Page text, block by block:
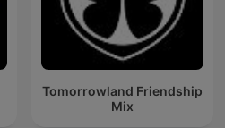
Tomorrowland Friendship
Mix